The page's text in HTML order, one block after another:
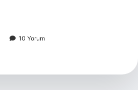
10 Yorum